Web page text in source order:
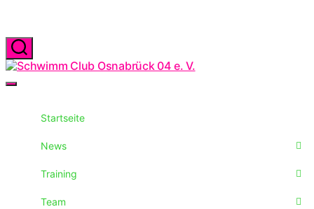
springen
Suchen
Menü
Startseite
News
Training
Team